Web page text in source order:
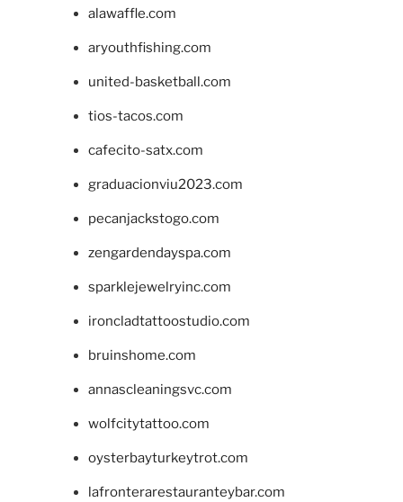
alawaffle.com
aryouthfishing.com
united-basketball.com
tios-tacos.com
cafecito-satx.com
graduacionviu2023.com
pecanjackstogo.com
zengardendayspa.com
sparklejewelryinc.com
ironcladtattoostudio.com
bruinshome.com
annascleaningsvc.com
wolfcitytattoo.com
oysterbayturkeytrot.com
lafronterarestauranteybar.com